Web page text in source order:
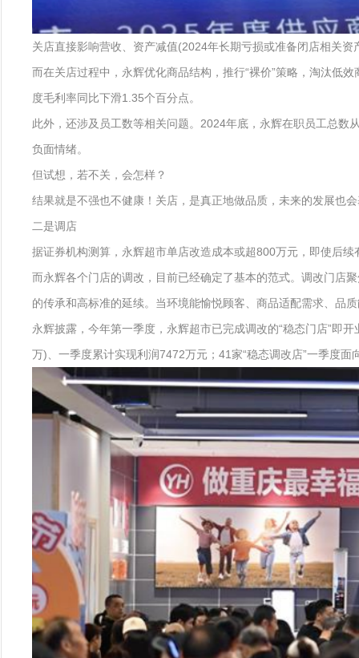
关店直接影响营收、资产减值(2024年长期亏损或准备闭店相关
而在关店过程中，永辉优化商品结构，推行“裸价”策略，淘汰低
度毛利率同比下滑1.35个百分点。
此外，还涉及员工数等相关问题。2024年底，永辉在职员工总
负面情绪。
但试想，若不关，会怎样？
结果就是不强也不健康！关店，是真正地做品质，未来的发展也
二是调店
据证券机构测算，永辉超市单店改造成本或超800万元，即使后
而永辉各个门店的调改，目前已经确定了基本的范式。调改门店
的传承和高标准的延续。当环境能愉悦顾客、商品适配需求、品
永辉披露，今年第一季度，永辉超市已完成调改的“稳态门店”即
万)、一季度累计实现利润7472万元；41家“稳态调改店”一季度